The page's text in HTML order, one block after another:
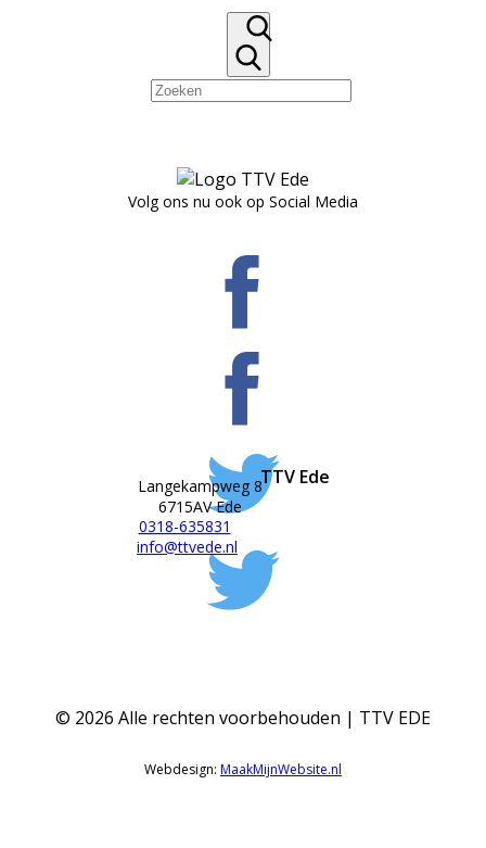
Volg ons nu ook op Social Media
TTV Ede
Langekampweg 8
6715AV Ede
0318-635831
info@ttvede.nl
© 2026 Alle rechten voorbehouden | TTV EDE
Webdesign: MaakMijnWebsite.nl